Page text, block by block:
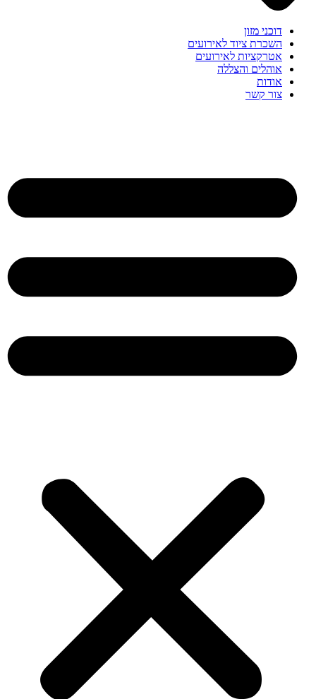
דוכני מזון
השכרת ציוד לאירועים
אטרקציות לאירועים
אוהלים והצללה
אודות
צור קשר